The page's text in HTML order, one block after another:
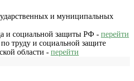
и муниципальных
и социальной защиты РФ - перейти
труду и социальной защите
области - перейти